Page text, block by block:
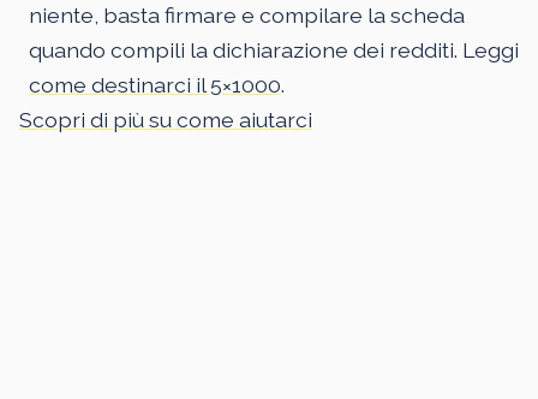
niente, basta firmare e compilare la scheda
quando compili la dichiarazione dei redditi. Leggi
come destinarci il 5×1000.
Scopri di più su come aiutarci